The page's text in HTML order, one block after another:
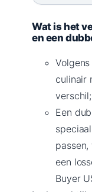
Wat is het
en een
culinair
Een
een
Buyer